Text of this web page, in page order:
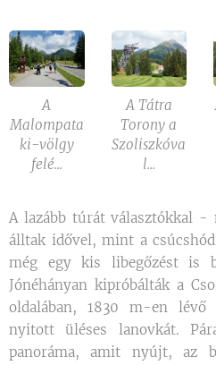
A
Malompata
ki-völgy
felé...
A Tátra
Torony a
Szoliszkóva
l...
A lazább túrát választókkal -
álltak idővel, mint a
még egy kis libegőzést is
Jónéhányan kipróbálták a
oldalában, 1830 m-en lévő
nyitott üléses lanovkát.
panoráma, amit nyújt, az